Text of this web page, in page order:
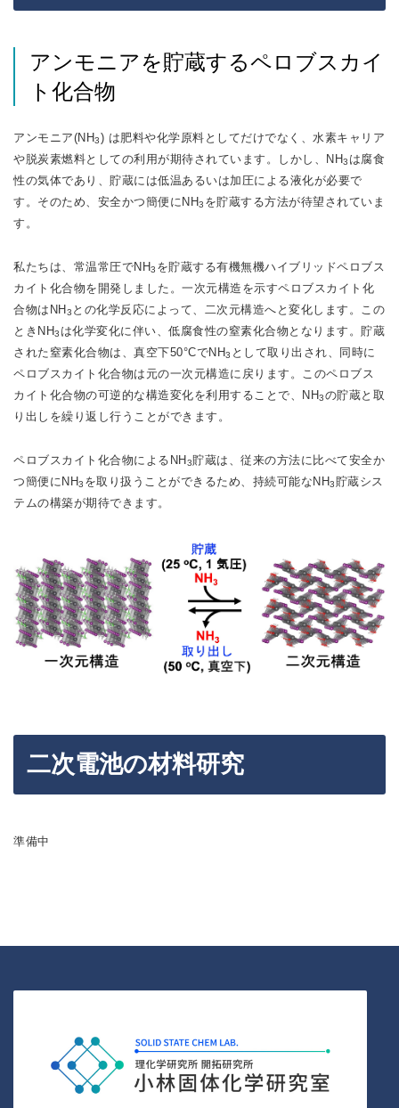
アンモニアを貯蔵するペロブスカイ
ト化合物
アンモニア(NH3) は肥料や化学原料としてだけでなく、水素キャリア
や脱炭素燃料としての利用が期待されています。しかし、NH3 は腐食
性の気体であり、貯蔵には低温あるいは加圧による液化が必要で
す。そのため、安全かつ簡便にNH3 を貯蔵する方法が待望されていま
す。
私たちは、常温常圧でNH3 を貯蔵する有機無機ハイブリッドペロブス
カイト化合物を開発しました。一次元構造を示すペロブスカイト化
合物はNH3 との化学反応によって、二次元構造へと変化します。この
ときNH3 は化学変化に伴い、低腐食性の窒素化合物となります。貯蔵
された窒素化合物は、真空下50°CでNH3 として取り出され、同時に
ペロブスカイト化合物は元の一次元構造に戻ります。このペロブス
カイト化合物の可逆的な構造変化を利用することで、NH3の貯蔵と取
り出しを繰り返し行うことができます。
ペロブスカイト化合物によるNH3貯蔵は、従来の方法に比べて安全か
つ簡便にNH3 を取り扱うことができるため、持続可能なNH3貯蔵シス
テムの構築が期待できます。
二次電池の材料研究
準備中